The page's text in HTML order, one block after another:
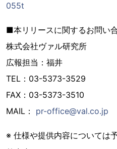
055t
■本リリースに関するお問い
株式会社ヴァル研究所
広報担当：福井
TEL：03-5373-3529
FAX：03-5373-3510
MAIL： pr-office@val.co.jp
※ 仕様や提供内容については